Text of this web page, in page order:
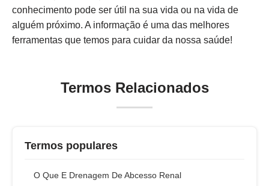
conhecimento pode ser útil na sua vida ou na vida de
alguém próximo. A informação é uma das melhores
ferramentas que temos para cuidar da nossa saúde!
Termos Relacionados
Termos populares
O Que E Drenagem De Abcesso Renal